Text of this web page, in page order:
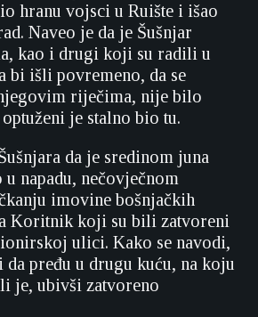
hranu vojsci u Ruište i išao
Naveo je da je Šušnjar
kao i drugi koji su radili u
bi išli povremeno, da se
riječima, nije bilo
je stalno bio tu.
da je sredinom juna
u napadu, nečovječnom
imovine bošnjačkih
Koritnik koji su bili zatvoreni
ulici. Kako se navodi,
pređu u drugu kuću, na koju
je, ubivši zatvoreno